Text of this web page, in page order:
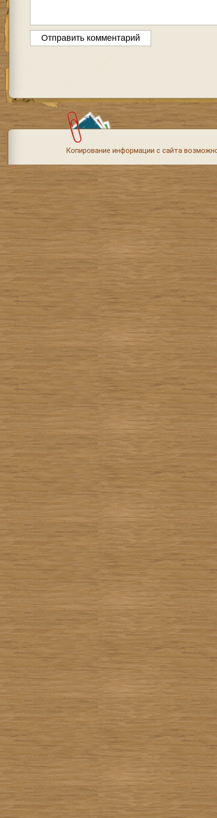
Копирование информации с сайта